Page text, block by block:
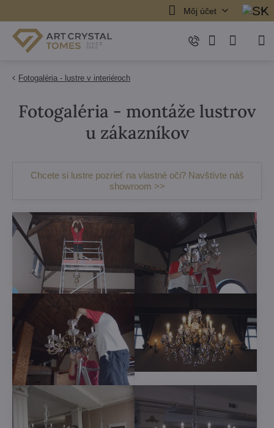
Môj účet
Fotogaléria - lustre v interiéroch
Fotogaléria - montáže lustrov
u zákazníkov
Chcete si lustre pozrieť na vlastné oči? Navštívte náš
showroom >>